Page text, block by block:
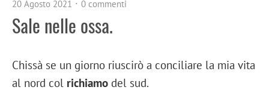
20 Agosto 2021 0 commenti
Sale nelle ossa.
Chissà se un giorno riuscirò a conciliare la mia vita
al nord col richiamo del sud.